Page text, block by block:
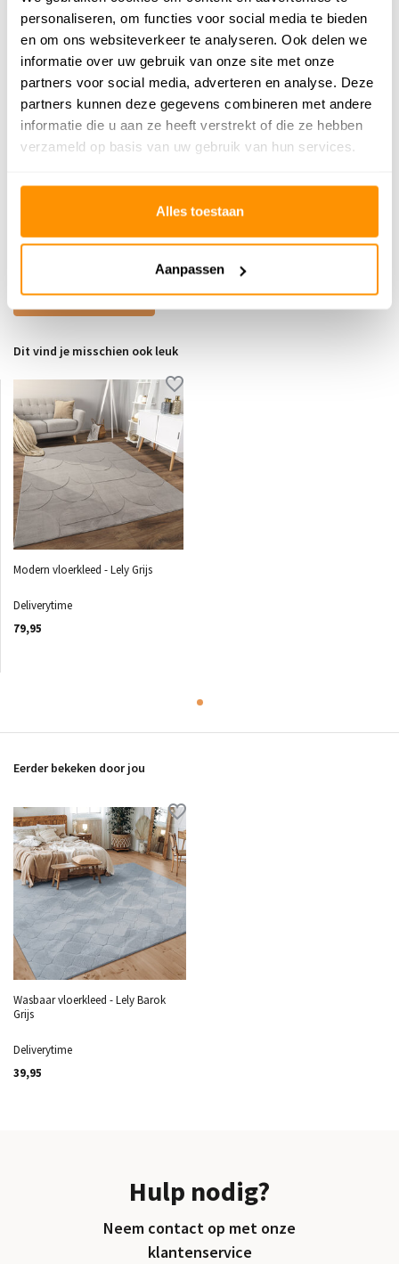
personaliseren, om functies voor social media te bieden
en om ons websiteverkeer te analyseren. Ook delen we
informatie over uw gebruik van onze site met onze
partners voor social media, adverteren en analyse. Deze
partners kunnen deze gegevens combineren met andere
informatie die u aan ze heeft verstrekt of die ze hebben
verzameld op basis van uw gebruik van hun services.
Alles toestaan
Aanpassen
39,95
Gemiddelde uit 0 beoordelingen
Er zijn nog geen reviews geschreven over dit product..
Schrijf je eigen review
Dit vind je misschien ook leuk
Modern vloerkleed - Lely Grijs
Deliverytime
79,95
Eerder bekeken door jou
Wasbaar vloerkleed - Lely Barok
Grijs
Deliverytime
39,95
Hulp nodig?
Neem contact op met onze
klantenservice